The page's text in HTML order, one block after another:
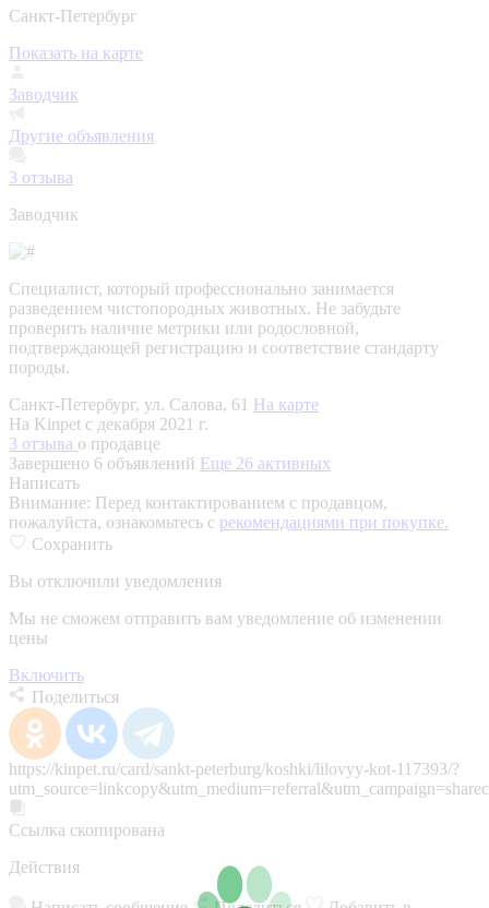
Санкт-Петербург
Показать на карте
Заводчик
Другие объявления
3 отзыва
Заводчик
Специалист, который профессионально занимается
разведением чистопородных животных. Не забудьте
проверить наличие метрики или родословной,
подтверждающей регистрацию и соответствие стандарту
породы.
Санкт-Петербург, ул. Салова, 61 На карте
На Kinpet c декабря 2021 г.
3 отзыва о продавце
Завершено 6 объявлений Еще 26 активных
Написать
Внимание: Перед контактированием с продавцом,
пожалуйста, ознакомьтесь с рекомендациями при покупке.
Сохранить
Вы отключили уведомления
Мы не сможем отправить вам уведомление об изменении
цены
Включить
Поделиться
https://kinpet.ru/card/sankt-peterburg/koshki/lilovyy-kot-117393/?
Ссылка скопирована
Действия